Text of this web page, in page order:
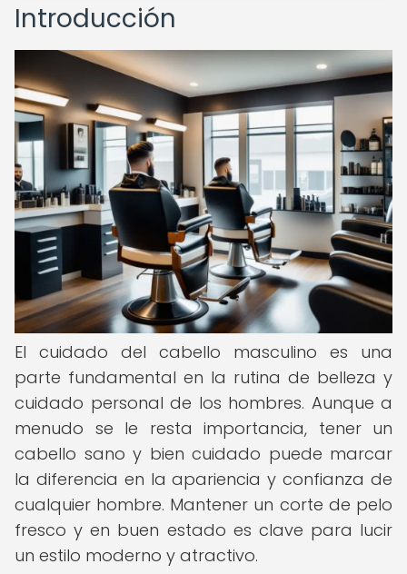
Introducción
El cuidado del cabello masculino es una
parte fundamental en la rutina de belleza y
cuidado personal de los hombres. Aunque a
menudo se le resta importancia, tener un
cabello sano y bien cuidado puede marcar
la diferencia en la apariencia y confianza de
cualquier hombre. Mantener un corte de pelo
fresco y en buen estado es clave para lucir
un estilo moderno y atractivo.